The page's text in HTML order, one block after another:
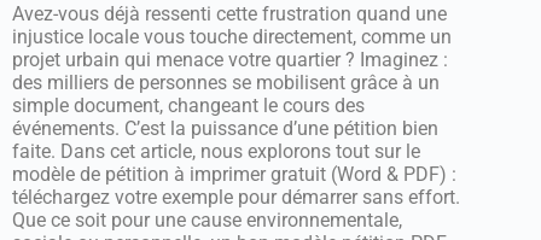
Avez-vous déjà ressenti cette frustration quand une
injustice locale vous touche directement, comme un
projet urbain qui menace votre quartier ? Imaginez :
des milliers de personnes se mobilisent grâce à un
simple document, changeant le cours des
événements. C’est la puissance d’une pétition bien
faite. Dans cet article, nous explorons tout sur le
modèle de pétition à imprimer gratuit (Word & PDF) :
téléchargez votre exemple pour démarrer sans effort.
Que ce soit pour une cause environnementale,